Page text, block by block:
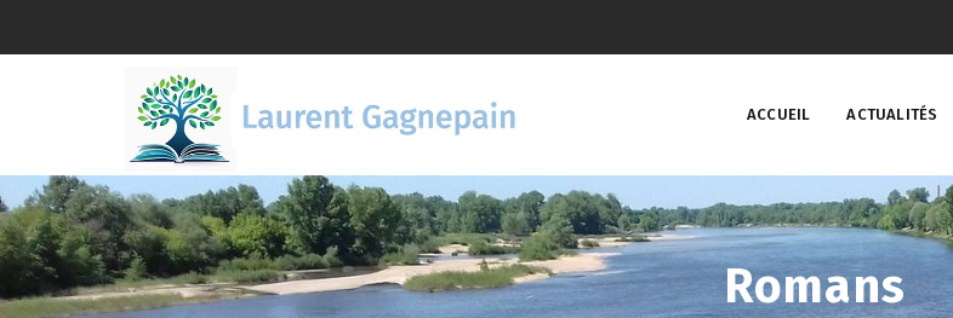
ACCUEIL ACTUALITÉS
Romans